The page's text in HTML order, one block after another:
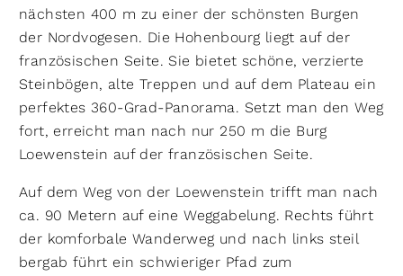
nächsten 400 m zu einer der schönsten Burgen
der Nordvogesen. Die Hohenbourg liegt auf der
französischen Seite. Sie bietet schöne, verzierte
Steinbögen, alte Treppen und auf dem Plateau ein
perfektes 360-Grad-Panorama. Setzt man den Weg
fort, erreicht man nach nur 250 m die Burg
Loewenstein auf der französischen Seite.
Auf dem Weg von der Loewenstein trifft man nach
ca. 90 Metern auf eine Weggabelung. Rechts führt
der komforbale Wanderweg und nach links steil
bergab führt ein schwieriger Pfad zum